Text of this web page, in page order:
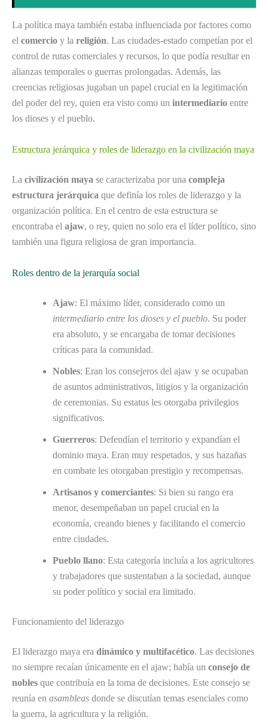
La política maya también estaba influenciada por factores como
el comercio y la religión. Las ciudades-estado competían por el
control de rutas comerciales y recursos, lo que podía resultar en
alianzas temporales o guerras prolongadas. Además, las
creencias religiosas jugaban un papel crucial en la legitimación
del poder del rey, quien era visto como un intermediario entre
los dioses y el pueblo.
Estructura jerárquica y roles de liderazgo en la civilización maya
La civilización maya se caracterizaba por una compleja
estructura jerárquica que definía los roles de liderazgo y la
organización política. En el centro de esta estructura se
encontraba el ajaw, o rey, quien no solo era el líder político, sino
también una figura religiosa de gran importancia.
Roles dentro de la jerarquía social
Ajaw: El máximo líder, considerado como un
intermediario entre los dioses y el pueblo. Su poder
era absoluto, y se encargaba de tomar decisiones
críticas para la comunidad.
Nobles: Eran los consejeros del ajaw y se ocupaban
de asuntos administrativos, litigios y la organización
de ceremonias. Su estatus les otorgaba privilegios
significativos.
Guerreros: Defendían el territorio y expandían el
dominio maya. Eran muy respetados, y sus hazañas
en combate les otorgaban prestigio y recompensas.
Artisanos y comerciantes: Si bien su rango era
menor, desempeñaban un papel crucial en la
economía, creando bienes y facilitando el comercio
entre ciudades.
Pueblo llano: Esta categoría incluía a los agricultores
y trabajadores que sustentaban a la sociedad, aunque
su poder político y social era limitado.
Funcionamiento del liderazgo
El liderazgo maya era dinámico y multifacético. Las decisiones
no siempre recaían únicamente en el ajaw; había un consejo de
nobles que contribuía en la toma de decisiones. Este consejo se
reunía en asambleas donde se discutían temas esenciales como
la guerra, la agricultura y la religión.